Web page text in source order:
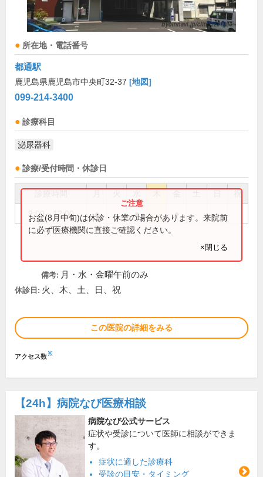
所在地・電話番号
都通駅
鹿児島県鹿児島市中央町32-37 [地図]
099-214-3400
診療科目
泌尿器科
診療/受付時間・休診日
祝
9:00～12:00 ● ● ●
お盆(8月中旬)は休診・休業の場合があります。来院前
に必ず医療機関に直接ご確認ください。
×閉じる
備考: 月・水・金曜午前のみ
休診日: 火、木、土、日、祝
この医院の詳細をみる
アクセス数※
【24h】 病院なび医療相談
病院なび公式サービス
症状や受診について医師に相談ができま
す。
症状に適した診療科
受診の目安・タイミング